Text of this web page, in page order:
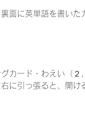
面に英単語を書い
カード・わえい（２,
に引っ張ると、開